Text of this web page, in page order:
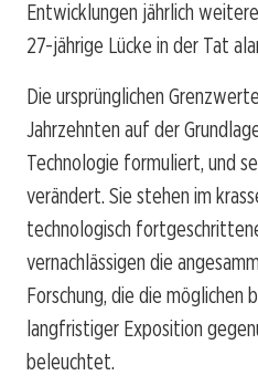
Entwicklungen jährlich
27-jährige Lücke in der Tat
Die ursprünglichen
Jahrzehnten auf der
Technologie formuliert, und
verändert. Sie stehen im
technologisch
vernachlässigen die
Forschung, die die möglichen
langfristiger Exposition
beleuchtet.